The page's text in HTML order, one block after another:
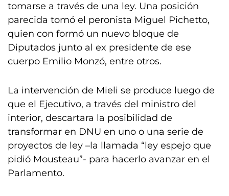
tomarse a través de una ley. Una posición
parecida tomó el peronista Miguel Pichetto,
quien con formó un nuevo bloque de
Diputados junto al ex presidente de ese
cuerpo Emilio Monzó, entre otros.
La intervención de Mieli se produce luego de
que el Ejecutivo, a través del ministro del
interior, descartara la posibilidad de
transformar en DNU en uno o una serie de
proyectos de ley –la llamada “ley espejo que
pidió Mousteau”- para hacerlo avanzar en el
Parlamento.